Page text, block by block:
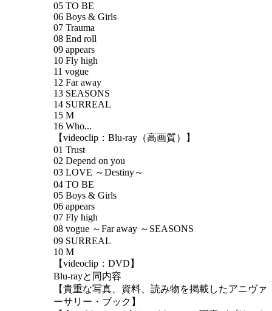
05 TO BE
06 Boys & Girls
07 Trauma
08 End roll
09 appears
10 Fly high
11 vogue
12 Far away
13 SEASONS
14 SURREAL
15 M
16 Who...
【videoclip：Blu-ray（高画質）】
01 Trust
02 Depend on you
03 LOVE ～Destiny～
04 TO BE
05 Boys & Girls
06 appears
07 Fly high
08 vogue ～Far away ～SEASONS
09 SURREAL
10 M
【videoclip：DVD】
Blu-rayと同内容
【貴重な写真、資料、読み物を掲載したアニヴァ
ーサリー・ブック】